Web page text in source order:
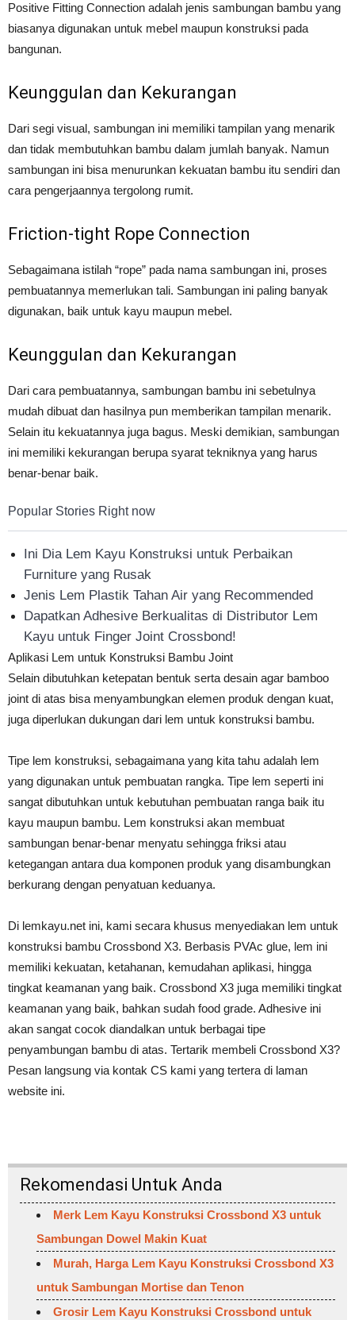
Positive Fitting Connection adalah jenis sambungan bambu yang
biasanya digunakan untuk mebel maupun konstruksi pada
bangunan.
Keunggulan dan Kekurangan
Dari segi visual, sambungan ini memiliki tampilan yang menarik
dan tidak membutuhkan bambu dalam jumlah banyak. Namun
sambungan ini bisa menurunkan kekuatan bambu itu sendiri dan
cara pengerjaannya tergolong rumit.
Friction-tight Rope Connection
Sebagaimana istilah “rope” pada nama sambungan ini, proses
pembuatannya memerlukan tali. Sambungan ini paling banyak
digunakan, baik untuk kayu maupun mebel.
Keunggulan dan Kekurangan
Dari cara pembuatannya, sambungan bambu ini sebetulnya
mudah dibuat dan hasilnya pun memberikan tampilan menarik.
Selain itu kekuatannya juga bagus. Meski demikian, sambungan
ini memiliki kekurangan berupa syarat tekniknya yang harus
benar-benar baik.
Popular Stories Right now
Ini Dia Lem Kayu Konstruksi untuk Perbaikan
Furniture yang Rusak
Jenis Lem Plastik Tahan Air yang Recommended
Dapatkan Adhesive Berkualitas di Distributor Lem
Kayu untuk Finger Joint Crossbond!
Aplikasi Lem untuk Konstruksi Bambu Joint
Selain dibutuhkan ketepatan bentuk serta desain agar bamboo
joint di atas bisa menyambungkan elemen produk dengan kuat,
juga diperlukan dukungan dari lem untuk konstruksi bambu.
Tipe lem konstruksi, sebagaimana yang kita tahu adalah lem
yang digunakan untuk pembuatan rangka. Tipe lem seperti ini
sangat dibutuhkan untuk kebutuhan pembuatan ranga baik itu
kayu maupun bambu. Lem konstruksi akan membuat
sambungan benar-benar menyatu sehingga friksi atau
ketegangan antara dua komponen produk yang disambungkan
berkurang dengan penyatuan keduanya.
Di lemkayu.net ini, kami secara khusus menyediakan lem untuk
konstruksi bambu Crossbond X3. Berbasis PVAc glue, lem ini
memiliki kekuatan, ketahanan, kemudahan aplikasi, hingga
tingkat keamanan yang baik. Crossbond X3 juga memiliki tingkat
keamanan yang baik, bahkan sudah food grade. Adhesive ini
akan sangat cocok diandalkan untuk berbagai tipe
penyambungan bambu di atas. Tertarik membeli Crossbond X3?
Pesan langsung via kontak CS kami yang tertera di laman
website ini.
Rekomendasi Untuk Anda
Merk Lem Kayu Konstruksi Crossbond X3 untuk
Sambungan Dowel Makin Kuat
Murah, Harga Lem Kayu Konstruksi Crossbond X3
untuk Sambungan Mortise dan Tenon
Grosir Lem Kayu Konstruksi Crossbond untuk